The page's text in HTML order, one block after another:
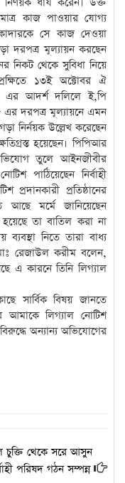
কাজ পাওয়ার যোগ্য
সে কাজ দেওয়া
দরপত্র মূল্যায়ন করছেন
নিকট থেকে সুবিধা নিয়ে
১৩ই অক্টোবর ঐ
এর আদর্শ দলিলে ই,পি
দরপত্র মূল্যায়নে এমন
নির্নয়ক উল্লেখ করেছেন
হয়েছেন। পিপিআর
তুলে আইনজীবীর
পাঠিয়েছেন নির্বাহী
প্রদানকারী প্রতিষ্ঠানের
মর্মে জানিয়েছেন
তা বাতিল করা না
নিতে তারা বাধ্য
রেজাউল করীম বলেন,
এ কারনে তিনি লিগ্যাল
সার্বিক বিষয় জানতে
আমাকে লিগ্যাল নোটিশ
অন্যান্য অভিযোগের
চুক্তি থেকে সরে আসুন
পরিষদ গঠন সম্পন্ন